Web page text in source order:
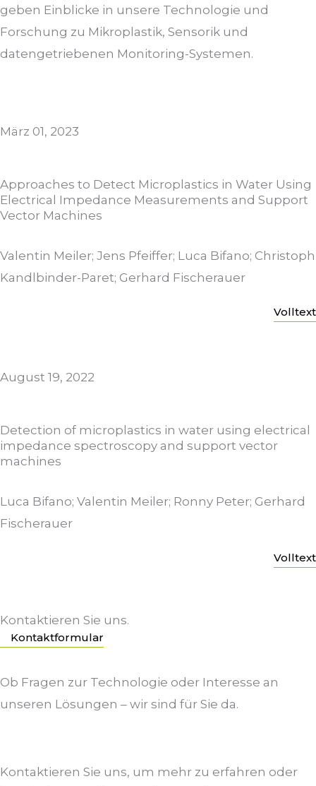
k
e
i
geben Einblicke in unsere Technologie und
Forschung zu Mikroplastik, Sensorik und
datengetriebenen Monitoring-Systemen.
März 01, 2023
Approaches to Detect Microplastics in Water Using
Electrical Impedance Measurements and Support
Vector Machines
Valentin Meiler; Jens Pfeiffer; Luca Bifano; Christoph
Kandlbinder-Paret; Gerhard Fischerauer
Volltext
August 19, 2022
Detection of microplastics in water using electrical
impedance spectroscopy and support vector
machines
Luca Bifano; Valentin Meiler; Ronny Peter; Gerhard
Fischerauer
Volltext
Kontaktieren Sie uns.
Kontaktformular
Ob Fragen zur Technologie oder Interesse an
unseren Lösungen – wir sind für Sie da.
Kontaktieren Sie uns, um mehr zu erfahren oder